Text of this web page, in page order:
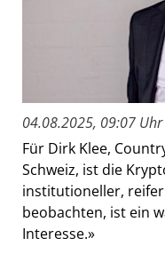
04.08.2025, 09:07 Uhr
Für Dirk Klee,
Schweiz, ist die
institutioneller,
beobachten, ist ein
Interesse.»